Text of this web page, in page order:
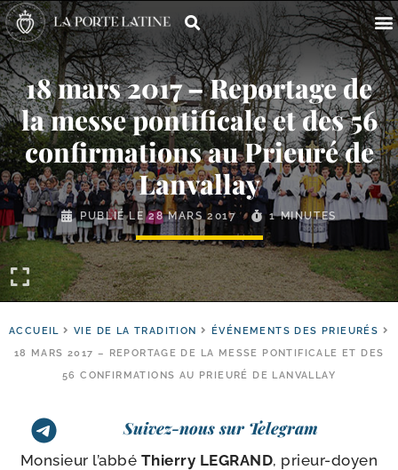
18 mars 2017 – Reportage de
la messe pontificale et des 56
confirmations au Prieuré de
Lanvallay
PUBLIÉ LE28 MARS 2017 1 MINUTES
ACCUEIL VIE DE LA TRADITION
ÉVÉNEMENTS DES PRIEURÉS
18 MARS 2017 – REPORTAGE DE LA MESSE PONTIFICALE ET DES
56 CONFIRMATIONS AU PRIEURÉ DE LANVALLAY
Suivez-nous sur Telegram
Monsieur l’ab­bé Thierry LEGRAND, prieur-​doyen